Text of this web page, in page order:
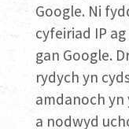
Google. Ni
cyfeiriad IP
gan Google.
rydych yn
amdanoch
a nodwyd